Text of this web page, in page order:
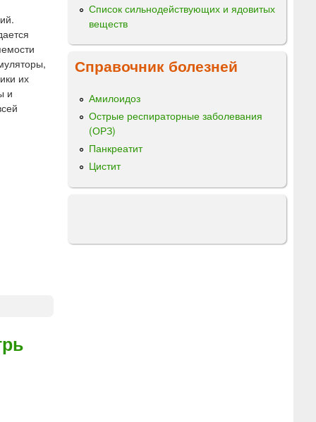
их
и
Список сильнодействующих и ядовитых
веществ
Справочник болезней
Амилоидоз
Острые респираторные заболевания
(ОРЗ)
Панкреатит
Цистит